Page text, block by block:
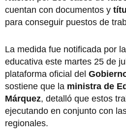
cuentan con documentos y
para conseguir puestos de
La medida fue notificada por
educativa este martes 25 de
plataforma oficial del
sostiene que la ministra de
Márquez, detalló que estos
ejecutando en conjunto con
regionales.